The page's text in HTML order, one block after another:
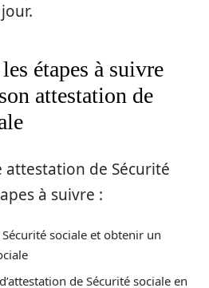
étapes à suivre
attestation de
de Sécurité
à suivre :
Sécurité sociale et obtenir un
de Sécurité sociale en